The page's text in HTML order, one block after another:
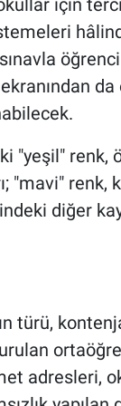
için
"yeşil"
"mavi" renk,
diğer
türü,
adresleri,